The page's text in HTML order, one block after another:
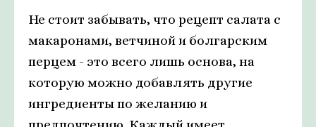
Не стоит забывать, что рецепт салата с
макаронами, ветчиной и болгарским
перцем - это всего лишь основа, на
которую можно добавлять другие
ингредиенты по желанию и